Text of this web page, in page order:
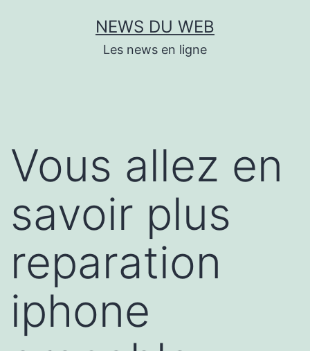
NEWS DU WEB
Les news en ligne
Vous allez en
savoir plus
reparation
iphone